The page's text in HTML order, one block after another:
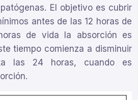
El objetivo es cubrir
antes de las 12 horas de
de vida la absorción es
tiempo comienza a disminuir
las 24 horas, cuando es